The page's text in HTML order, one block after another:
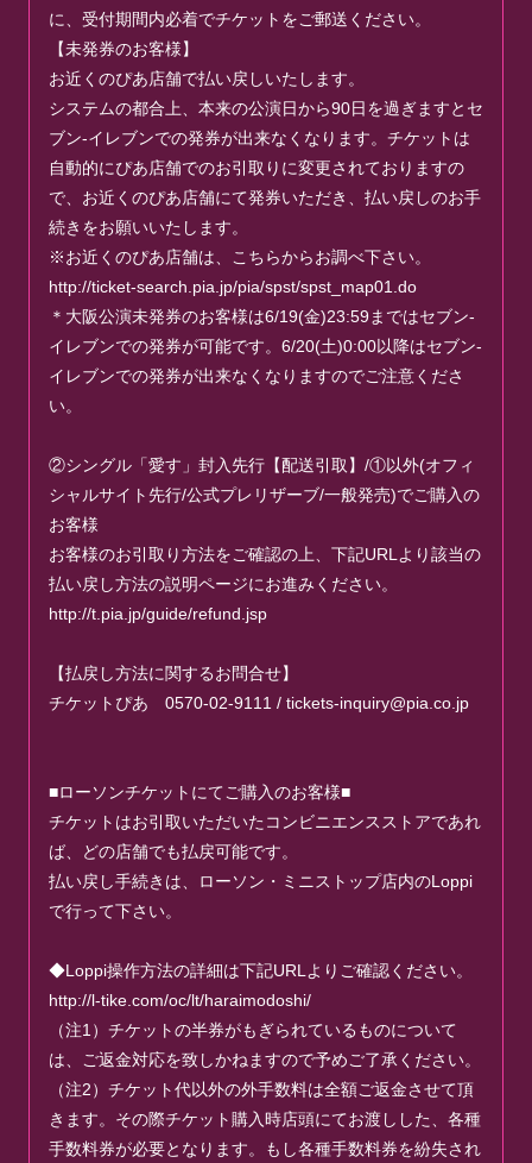
に、受付期間内必着でチケットをご郵送ください。
【未発券のお客様】
お近くのぴあ店舗で払い戻しいたします。
システムの都合上、本来の公演日から90日を過ぎますとセ
ブン-イレブンでの発券が出来なくなります。チケットは
自動的にぴあ店舗でのお引取りに変更されておりますの
で、お近くのぴあ店舗にて発券いただき、払い戻しのお手
続きをお願いいたします。
※お近くのぴあ店舗は、こちらからお調べ下さい。
http://ticket-search.pia.jp/pia/spst/spst_map01.do
＊大阪公演未発券のお客様は6/19(金)23:59まではセブン-
イレブンでの発券が可能です。6/20(土)0:00以降はセブン-
イレブンでの発券が出来なくなりますのでご注意くださ
い。
②シングル「愛す」封入先行【配送引取】/①以外(オフィ
シャルサイト先行/公式プレリザーブ/一般発売)でご購入の
お客様
お客様のお引取り方法をご確認の上、下記URLより該当の
払い戻し方法の説明ページにお進みください。
http://t.pia.jp/guide/refund.jsp
【払戻し方法に関するお問合せ】
チケットぴあ 0570-02-9111 / tickets-inquiry@pia.co.jp
■ローソンチケットにてご購入のお客様■
チケットはお引取いただいたコンビニエンスストアであれ
ば、どの店舗でも払戻可能です。
払い戻し手続きは、ローソン・ミニストップ店内のLoppi
で行って下さい。
◆Loppi操作方法の詳細は下記URLよりご確認ください。
http://l-tike.com/oc/lt/haraimodoshi/
（注1）チケットの半券がもぎられているものについて
は、ご返金対応を致しかねますので予めご了承ください。
（注2）チケット代以外の外手数料は全額ご返金させて頂
きます。その際チケット購入時店頭にてお渡しした、各種
手数料券が必要となります。もし各種手数料券を紛失され